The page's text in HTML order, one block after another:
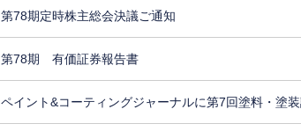
第78期定時株主総会決議ご通知
第78期 有価証券報告書
ペイント&コーティングジャーナルに第7回塗料・塗